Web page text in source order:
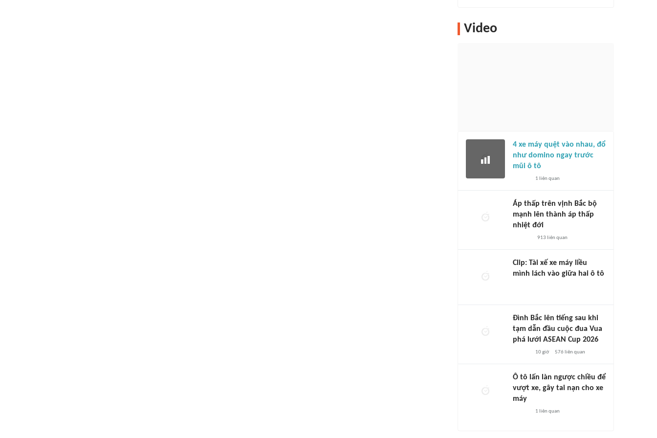
Video
4 xe máy quệt vào nhau, đổ
như domino ngay trước
mũi ô tô
1 liên quan
Áp thấp trên vịnh Bắc bộ
mạnh lên thành áp thấp
nhiệt đới
913 liên quan
Clip: Tài xế xe máy liều
mình lách vào giữa hai ô tô
Đình Bắc lên tiếng sau khi
tạm dẫn đầu cuộc đua Vua
phá lưới ASEAN Cup 2026
10 giờ 576 liên quan
Ô tô lấn làn ngược chiều để
vượt xe, gây tai nạn cho xe
máy
1 liên quan